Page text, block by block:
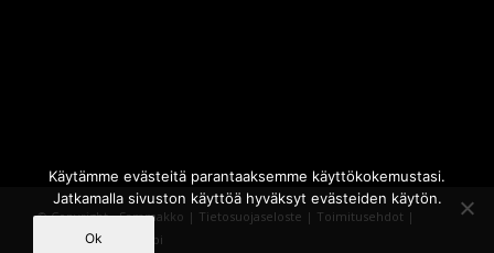
© Copyright - Sammakko | Tietosuojaseloste | Toimitusehdot |
Powered by
iQWebbi
Käytämme evästeitä parantaaksemme käyttökokemustasi.
Jatkamalla sivuston käyttöä hyväksyt evästeiden käytön.
Ok